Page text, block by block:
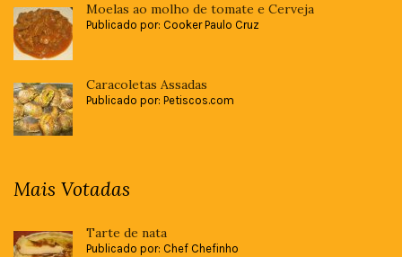
Moelas ao molho de tomate e Cerveja
Publicado por: Cooker Paulo Cruz
Caracoletas Assadas
Publicado por: Petiscos.com
Mais Votadas
Tarte de nata
Publicado por: Chef Chefinho